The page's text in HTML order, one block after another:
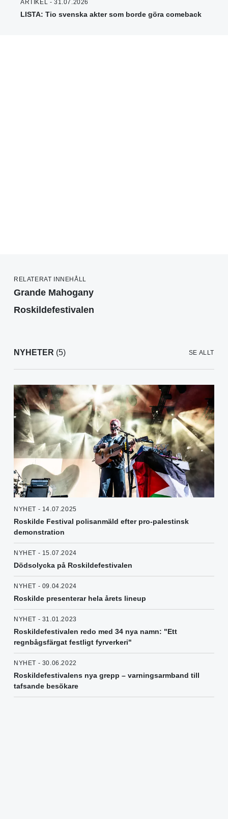
ARTIKEL - 31.07.2026
LISTA: Tio svenska akter som borde göra comeback
RELATERAT INNEHÅLL
Grande Mahogany
Roskildefestivalen
NYHETER (5) SE ALLT
NYHET - 14.07.2025
Roskilde Festival polisanmäld efter pro-palestinsk
demonstration
NYHET - 15.07.2024
Dödsolycka på Roskildefestivalen
NYHET - 09.04.2024
Roskilde presenterar hela årets lineup
NYHET - 31.01.2023
Roskildefestivalen redo med 34 nya namn: "Ett
regnbågsfärgat festligt fyrverkeri"
NYHET - 30.06.2022
Roskildefestivalens nya grepp – varningsarmband till
tafsande besökare